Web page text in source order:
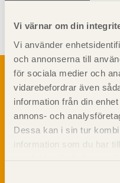
Vi värnar om din
Vi använder
och annonserna till
för sociala medier och
vidarebefordrar även
information från din
annons- och
Dessa kan i sin tur
information som du har
Om trä
Materialet trä
Skogsbruk
Barrträdets
Träets egenskaper
TräGuiden är den
materialet trä samt
med trä.